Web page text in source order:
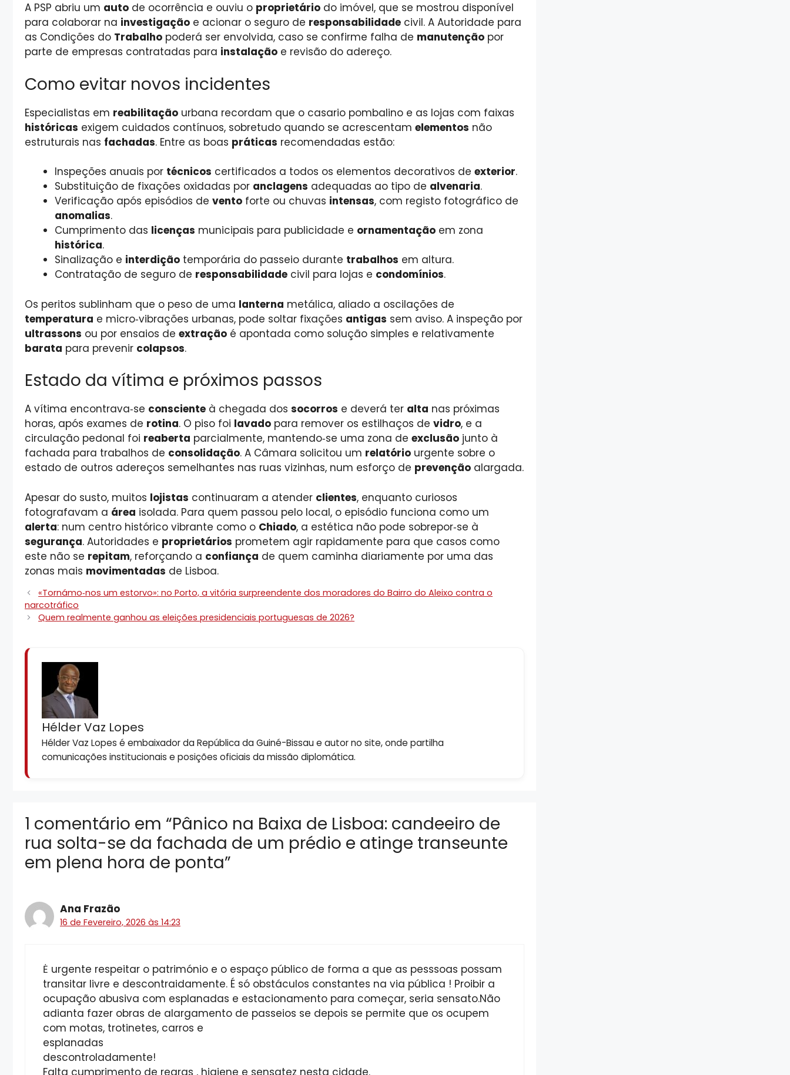
A PSP abriu um auto de ocorrência e ouviu o proprietário do imóvel, que se mostrou disponível
para colaborar na investigação e acionar o seguro de responsabilidade civil. A Autoridade para
as Condições do Trabalho poderá ser envolvida, caso se confirme falha de manutenção por
parte de empresas contratadas para instalação e revisão do adereço.
Como evitar novos incidentes
Especialistas em reabilitação urbana recordam que o casario pombalino e as lojas com faixas
históricas exigem cuidados contínuos, sobretudo quando se acrescentam elementos não
estruturais nas fachadas. Entre as boas práticas recomendadas estão:
Inspeções anuais por técnicos certificados a todos os elementos decorativos de exterior.
Substituição de fixações oxidadas por anclagens adequadas ao tipo de alvenaria.
Verificação após episódios de vento forte ou chuvas intensas, com registo fotográfico de
anomalias.
Cumprimento das licenças municipais para publicidade e ornamentação em zona
histórica.
Sinalização e interdição temporária do passeio durante trabalhos em altura.
Contratação de seguro de responsabilidade civil para lojas e condomínios.
Os peritos sublinham que o peso de uma lanterna metálica, aliado a oscilações de
temperatura e micro‑vibrações urbanas, pode soltar fixações antigas sem aviso. A inspeção por
ultrassons ou por ensaios de extração é apontada como solução simples e relativamente
barata para prevenir colapsos.
Estado da vítima e próximos passos
A vítima encontrava‑se consciente à chegada dos socorros e deverá ter alta nas próximas
horas, após exames de rotina. O piso foi lavado para remover os estilhaços de vidro, e a
circulação pedonal foi reaberta parcialmente, mantendo‑se uma zona de exclusão junto à
fachada para trabalhos de consolidação. A Câmara solicitou um relatório urgente sobre o
estado de outros adereços semelhantes nas ruas vizinhas, num esforço de prevenção alargada.
Apesar do susto, muitos lojistas continuaram a atender clientes, enquanto curiosos
fotografavam a área isolada. Para quem passou pelo local, o episódio funciona como um
alerta: num centro histórico vibrante como o Chiado, a estética não pode sobrepor‑se à
segurança. Autoridades e proprietários prometem agir rapidamente para que casos como
este não se repitam, reforçando a confiança de quem caminha diariamente por uma das
zonas mais movimentadas de Lisboa.
«Tornámo‑nos um estorvo»: no Porto, a vitória surpreendente dos moradores do Bairro do Aleixo contra o
narcotráfico
Quem realmente ganhou as eleições presidenciais portuguesas de 2026?
Hélder Vaz Lopes
Hélder Vaz Lopes é embaixador da República da Guiné-Bissau e autor no site, onde partilha
comunicações institucionais e posições oficiais da missão diplomática.
1 comentário em “Pânico na Baixa de Lisboa: candeeiro de
rua solta-se da fachada de um prédio e atinge transeunte
em plena hora de ponta”
Ana Frazão
16 de Fevereiro, 2026 às 14:23
Ė urgente respeitar o património e o espaço público de forma a que as pesssoas possam
transitar livre e descontraidamente. É só obstáculos constantes na via pública ! Proibir a
ocupação abusiva com esplanadas e estacionamento para começar, seria sensato.Não
adianta fazer obras de alargamento de passeios se depois se permite que os ocupem
com motas, trotinetes, carros e
esplanadas
descontroladamente!
Falta cumprimento de regras , higiene e sensatez nesta cidade.